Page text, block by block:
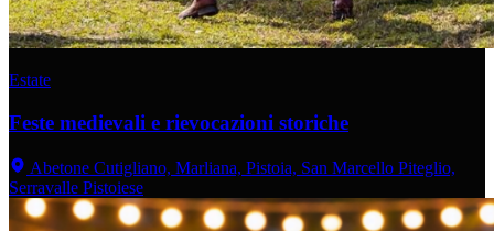
Estate
Feste medievali e rievocazioni storiche
Abetone Cutigliano, Marliana, Pistoia, San Marcello Piteglio,
Serravalle Pistoiese